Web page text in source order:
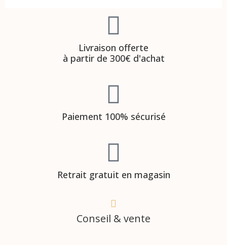
Livraison offerte
à partir de 300€ d'achat
Paiement 100% sécurisé
Retrait gratuit en magasin
Conseil & vente